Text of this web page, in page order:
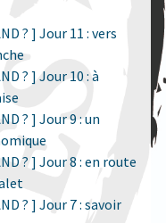
? ] Jour 11 : vers
? ] Jour 10 : à
? ] Jour 9 : un
? ] Jour 8 : en route
? ] Jour 7 : savoir